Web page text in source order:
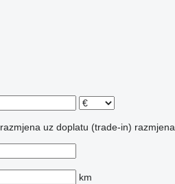
razmjena uz doplatu (trade-in) razmjena
km